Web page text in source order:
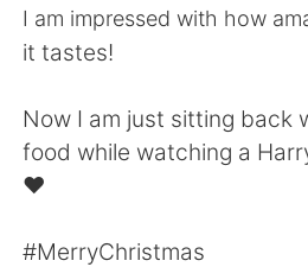
Español العربية
I am impressed with how
it tastes!
Now I am just sitting back
food while watching a
❤
#MerryChristmas